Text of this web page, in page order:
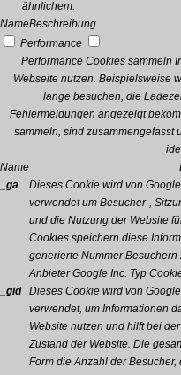
ähnlichem.
NameBeschreibung
Performance
Performance Cookies sammeln
Webseite nutzen. Beispielsweise
lange besuchen, die
Fehlermeldungen angezeigt
sammeln, sind zusammengefasst
Name
_ga
Dieses Cookie wird von
verwendet um Besucher-,
und die Nutzung der Website
Cookies speichern diese
generierte Nummer
Anbieter Google Inc. Typ
_gid
Dieses Cookie wird von
verwendet, um Informationen
Website nutzen und hilft bei
Zustand der Website. Die
Form die Anzahl der